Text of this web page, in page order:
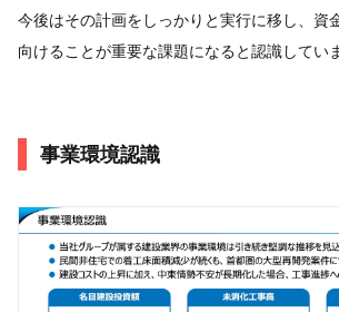
今後はその計画をしっかりと実行に移し、資
向けることが重要な課題になると認識してい
事業環境認識